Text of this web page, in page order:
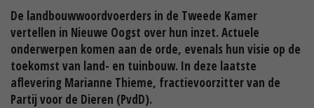
De landbouwwoordvoerders in de Tweede Kamer
vertellen in Nieuwe Oogst over hun inzet. Actuele
onderwerpen komen aan de orde, evenals hun visie op de
toekomst van land- en tuinbouw. In deze laatste
aflevering Marianne Thieme, fractievoorzitter van de
Partij voor de Dieren (PvdD).